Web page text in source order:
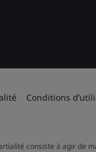
Conditions
consiste à agir de